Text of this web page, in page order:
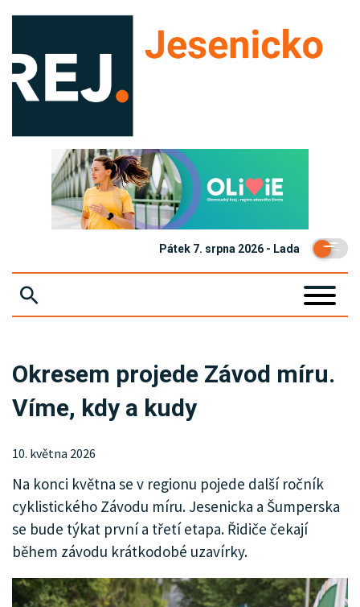
Pátek 7. srpna 2026 - Lada
KRIMI
SPORT
KULTURA
SPOLEČNOST
MENU
INZERCE
Okresem projede Závod míru.
Víme, kdy a kudy
10. května 2026
Na konci května se v regionu pojede další ročník
cyklistického Závodu míru. Jesenicka a Šumperska
se bude týkat první a třetí etapa. Řidiče čekají
během závodu krátkodobé uzavírky.